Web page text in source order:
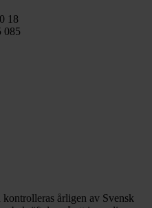
18
085
årligen av Svensk